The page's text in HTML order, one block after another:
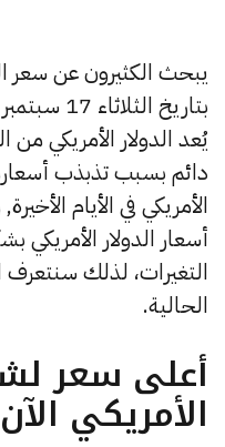
يبحث الكثيرون عن سعر
يُعد الدولار الأمريكي
دائم بسبب تذبذب
أسعار الدولار الأمريكي
التغيرات، لذلك سنتعرف
الحالية.
أعلى سعر
الأمريكي الآن